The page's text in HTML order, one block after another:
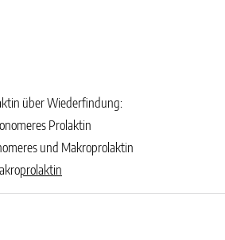
über Wiederfindung:
Prolaktin
und Makroprolaktin
prolaktin